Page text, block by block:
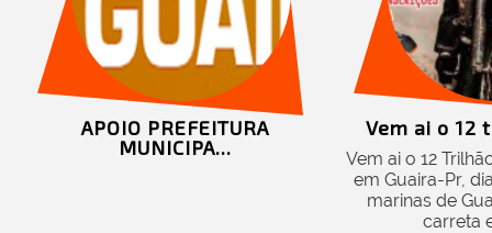
APOIO PREFEITURA
MUNICIPA...
Vem ai o 12
Vem ai o 12
em Guaira-Pr,
marinas de
carreta